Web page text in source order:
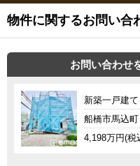
物件に関するお問い合
お問い合わせ
新築一戸建て
船橋市馬込町
4,198万円(税